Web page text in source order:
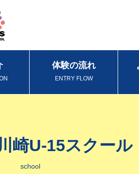
体験の流れ
ENTRY FLOW
崎U-15スクール
school